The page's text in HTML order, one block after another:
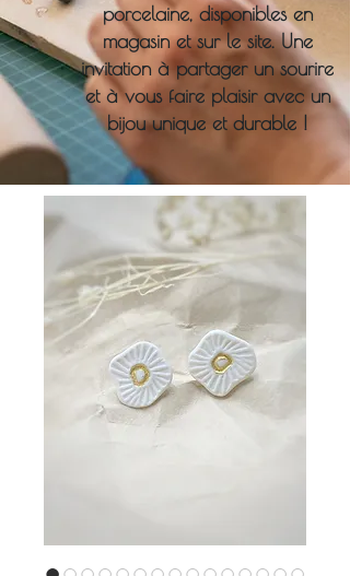
porcelaine, disponibles en
magasin et sur le site. Une
invitation à partager un sourire
et à vous faire plaisir avec un
bijou unique et durable !